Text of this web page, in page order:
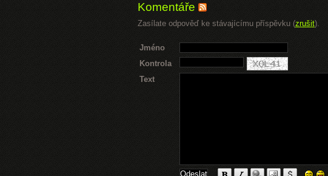
Komentáře
Zasílate odpověď ke stávajícímu příspěvku (zrušit).
Jméno
Kontrola
Text